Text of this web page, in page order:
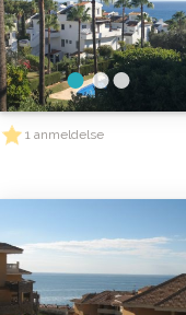
1 anmeldelse